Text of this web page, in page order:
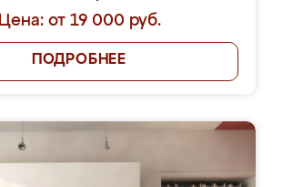
Цена: от 19 000 руб.
ПОДРОБНЕЕ